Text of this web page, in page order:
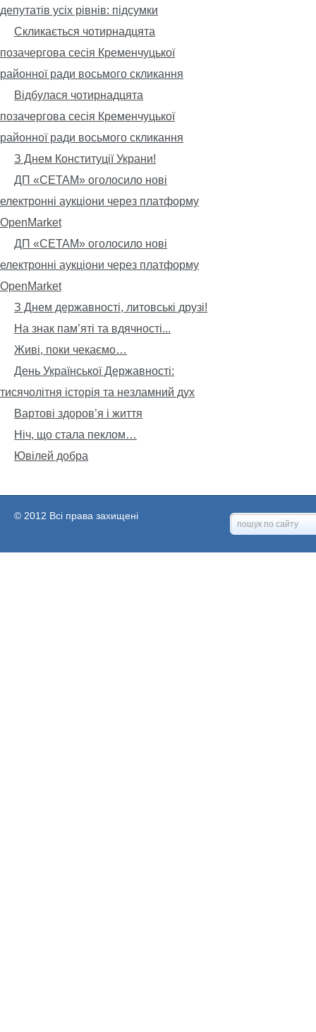
депутатів усіх рівнів: підсумки
Скликається чотирнадцята
позачергова сесія Кременчуцької
районної ради восьмого скликання
Відбулася чотирнадцята
позачергова сесія Кременчуцької
районної ради восьмого скликання
З Днем Конституції Украни!
ДП «СЕТАМ» оголосило нові
електронні аукціони через платформу
OpenMarket
ДП «СЕТАМ» оголосило нові
електронні аукціони через платформу
OpenMarket
З Днем державності, литовські друзі!
На знак пам’яті та вдячності...
Живі, поки чекаємо…
День Української Державності:
тисячолітня історія та незламний дух
Вартові здоров’я і життя
Ніч, що стала пеклом…
Ювілей добра
© 2012 Всі права захищені